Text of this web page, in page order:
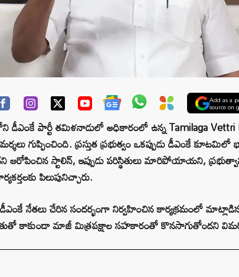
Add as a
source on
డీఎంకే పార్టీ తమిళనాడులో అధికారంలో ఉన్న Tamilaga Vettri
గుప్పించింది. ప్రస్తుత ప్రభుత్వం ఒకప్పుడు డీఎంకే
స్టాలిన్, ఇప్పుడు పరిస్థితులు మారిపోయాయని,
పిలుపునిచ్చారు.
నేతలు చేరిన సందర్భంగా నిర్వహించిన కార్యక్రమంలో మాట్లాడిన
కాకుండా మాజీ మిత్రపక్షాల సహకారంతో కొనసాగుతోందని